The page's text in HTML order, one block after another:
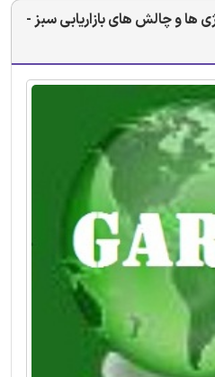
ها و چالش های بازاریابی سبز -